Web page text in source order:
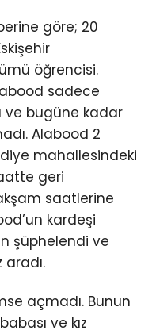
göre; 20
öğrencisi.
sadece
ve bugüne kadar
Alabood 2
mahallesindeki
geri
saatlerine
kardeşi
şüphelendi ve
aradı.
açmadı. Bunun
ve kız